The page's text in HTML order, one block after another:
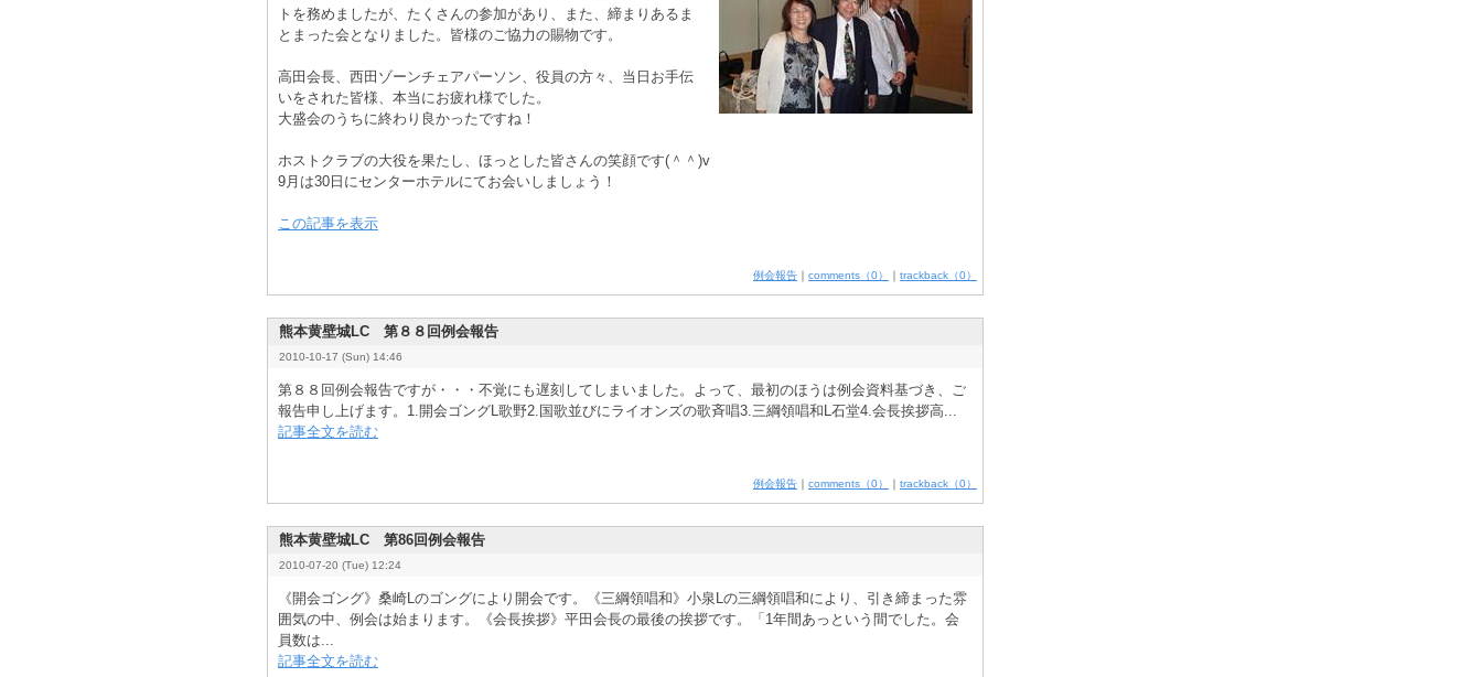
トを務めましたが、たくさんの参加があり、また、締まりあるま
とまった会となりました。皆様のご協力の賜物です。
高田会長、西田ゾーンチェアパーソン、役員の方々、当日お手伝
いをされた皆様、本当にお疲れ様でした。
大盛会のうちに終わり良かったですね！
ホストクラブの大役を果たし、ほっとした皆さんの笑顔です(＾＾)v
9月は30日にセンターホテルにてお会いしましょう！
この記事を表示
例会報告 ｜ comments（0） ｜ trackback（0）
熊本黄壁城LC 第８８回例会報告
2010-10-17 (Sun) 14:46
第８８回例会報告ですが・・・不覚にも遅刻してしまいました。よって、最初のほうは例会資料基づき、ご
報告申し上げます。1.開会ゴングL歌野2.国歌並びにライオンズの歌斉唱3.三綱領唱和L石堂4.会長挨拶高...
記事全文を読む
例会報告 ｜ comments（0） ｜ trackback（0）
熊本黄壁城LC 第86回例会報告
2010-07-20 (Tue) 12:24
《開会ゴング》桑崎Lのゴングにより開会です。《三綱領唱和》小泉Lの三綱領唱和により、引き締まった雰
囲気の中、例会は始まります。《会長挨拶》平田会長の最後の挨拶です。「1年間あっという間でした。会
員数は...
記事全文を読む